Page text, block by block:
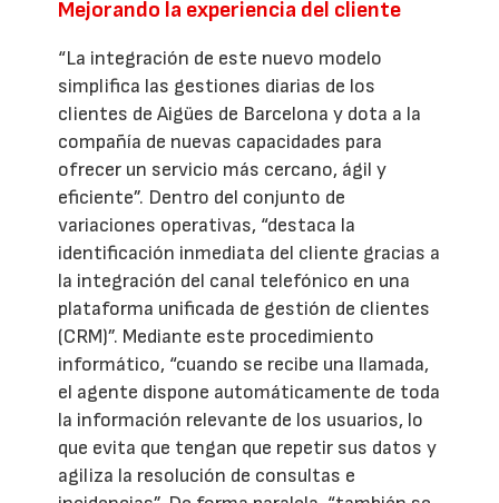
Mejorando la experiencia del cliente
“La integración de este nuevo modelo
simplifica las gestiones diarias de los
clientes de Aigües de Barcelona y dota a la
compañía de nuevas capacidades para
ofrecer un servicio más cercano, ágil y
eficiente”. Dentro del conjunto de
variaciones operativas, “destaca la
identificación inmediata del cliente gracias a
la integración del canal telefónico en una
plataforma unificada de gestión de clientes
(CRM)”. Mediante este procedimiento
informático, “cuando se recibe una llamada,
el agente dispone automáticamente de toda
la información relevante de los usuarios, lo
que evita que tengan que repetir sus datos y
agiliza la resolución de consultas e